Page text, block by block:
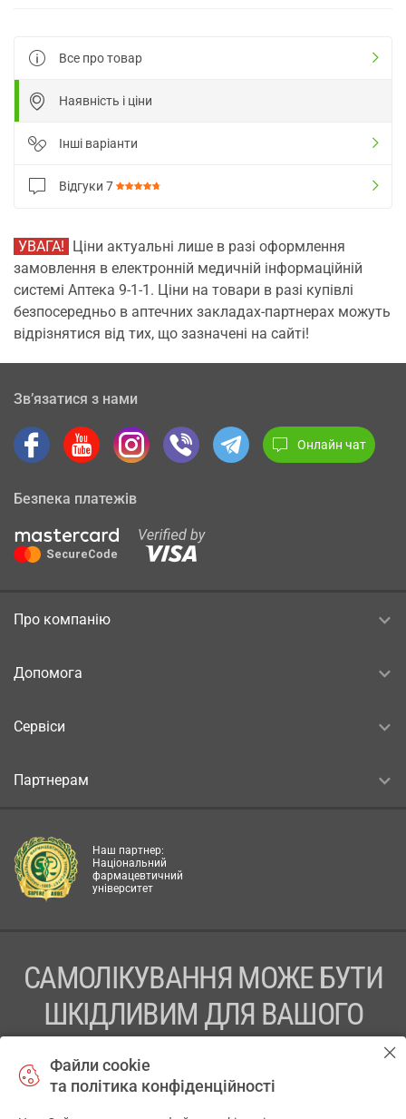
Все про товар
Наявність і ціни
Інші варіанти
Відгуки 7
УВАГА! Ціни актуальні лише в разі оформлення
замовлення в електронній медичній інформаційній
системі Аптека 9-1-1. Ціни на товари в разі купівлі
безпосередньо в аптечних закладах-партнерах можуть
відрізнятися від тих, що зазначені на сайті!
Зв’язатися з нами
Онлайн чат
Безпека платежів
Про компанію
Допомога
Сервіси
Партнерам
Наш партнер:
Національний
фармацевтичний
університет
САМОЛІКУВАННЯ МОЖЕ БУТИ
ШКІДЛИВИМ ДЛЯ ВАШОГО
ПЕРЕД ЗАСТОСУВАННЯМ ПРЕПАРАТУ ПРОКОНСУЛЬТУЙТЕСЬ
Файли cookie
та політика конфіденційності